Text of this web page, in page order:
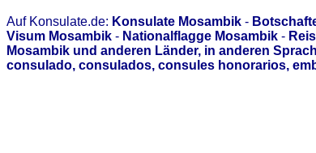
Auf Konsulate.de: Konsulate Mosambik -
Visum Mosambik - Nationalflagge Mosambik -
Mosambik und anderen Länder, in anderen
consulado, consulados, consules honorarios,